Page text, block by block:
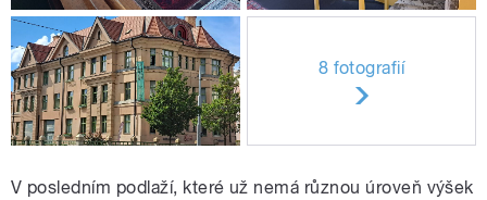
8 fotografií
V posledním podlaží, které už nemá různou úroveň výšek